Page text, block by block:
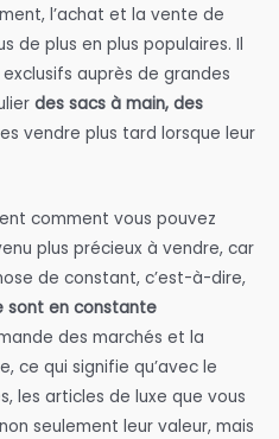
l’achat et la vente de
de plus en plus populaires. Il
auprès de grandes
des sacs à main, des
vendre plus tard lorsque leur
comment vous pouvez
plus précieux à vendre, car
de constant, c’est-à-dire,
sont en constante
des marchés et la
ce qui signifie qu’avec le
les articles de luxe que vous
seulement leur valeur, mais